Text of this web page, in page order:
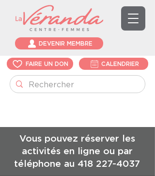
DEVENIR MEMBRE
FAIRE UN DON CALENDRIER
Vous pouvez réserver les
activités en ligne ou par
téléphone au 418 227-4037